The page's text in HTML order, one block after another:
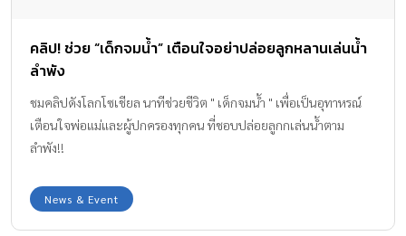
คลิป! ช่วย “เด็กจมน้ำ” เตือนใจอย่าปล่อยลูกหลานเล่นน้ำ
ลำพัง
ชมคลิปดังโลกโซเชียล นาทีช่วยชีวิต " เด็กจมน้ำ " เพื่อเป็นอุทาหรณ์
เตือนใจพ่อแม่และผู้ปกครองทุกคน ที่ชอบปล่อยลูกกเล่นน้ำตาม
ลำพัง!!
News & Event